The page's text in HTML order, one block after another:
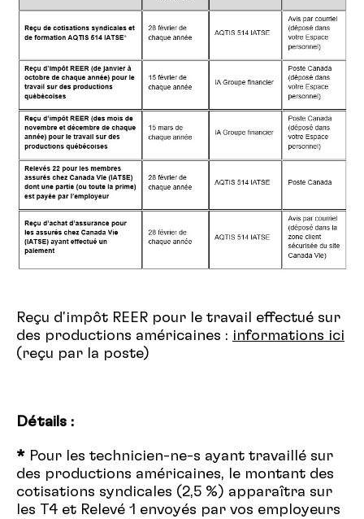
Reçu d'impôt REER pour le travail effectué sur
des productions américaines : informations ici
(reçu par la poste)
Détails :
* Pour les technicien-ne-s ayant travaillé sur
des productions américaines, le montant des
cotisations syndicales (2,5 %) apparaîtra sur
les T4 et Relevé 1 envoyés par vos employeurs